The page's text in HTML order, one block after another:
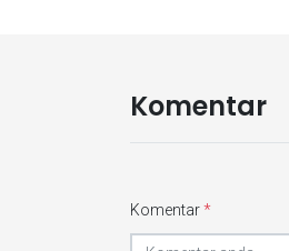
Komentar
Komentar*